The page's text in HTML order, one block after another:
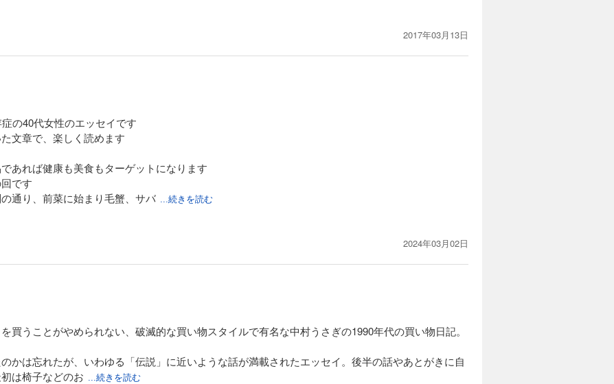
2017年03月13日
の40代女性のエッセイです
文章で、楽しく読めます
あれば健康も美食もターゲットになります
です
通り、前菜に始まり毛蟹、サバ ...続きを読む
ているシーンで、例えで定食にエビフライもグラタンも同時に注文する人はいないと丁寧に解説し
能的にだらしのない金銭感覚が披瀝され、人を選ぶ内容になってきます
解決する気もしました
も人気のひとつだと思いました
ききる筆力は読んでておもしろかったです
2024年03月02日
買うことがやめられない、破滅的な買い物スタイルで有名な中村うさぎの1990年代の買い物日記。
かは忘れたが、いわゆる「伝説」に近いような話が満載されたエッセイ。後半の話やあとがきに自
は椅子などのお ...続きを読む